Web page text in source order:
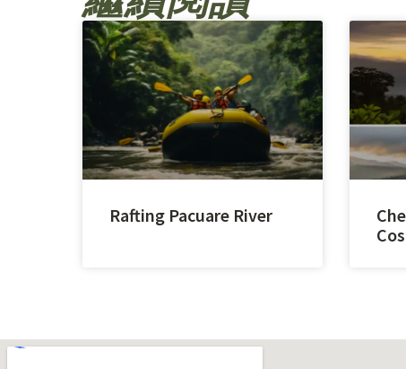
Rafting Pacuare River